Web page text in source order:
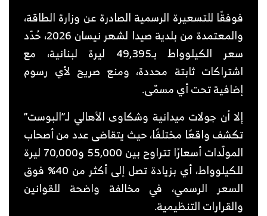
فوفقًا للتسعيرة الرسمية الصادرة عن وزارة الطاقة،
والمعتمدة من بلدية صيدا لشهر نيسان 2026، حُدّد
سعر الكيلوواط بـ49,395 ليرة لبنانية، مع
اشتراكات ثابتة محددة، ومنع صريح لأي رسوم
إضافية تحت أي مسمّى.
إلا أن جولات ميدانية وشكاوى الأهالي لـ”البوست”
تكشف واقعًا مختلفًا، حيث يتقاضى عدد من أصحاب
المولّدات أسعارًا تتراوح بين 55,000 و70,000 ليرة
للكيلوواط، أي بزيادة تصل إلى أكثر من 40% فوق
السعر الرسمي، في مخالفة واضحة للقوانين
والقرارات التنظيمية.